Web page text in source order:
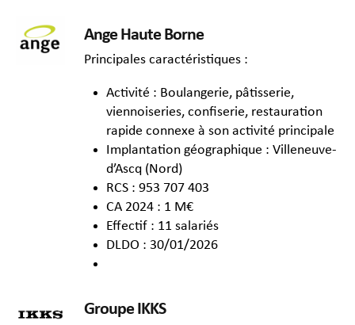
Ange Haute Borne
Principales caractéristiques :
Activité : Boulangerie, pâtisserie,
viennoiseries, confiserie, restauration
rapide connexe à son activité principale
Implantation géographique : Villeneuve-
d’Ascq (Nord)
RCS : 953 707 403
CA 2024 : 1 M€
Effectif : 11 salariés
DLDO : 30/01/2026
Groupe IKKS